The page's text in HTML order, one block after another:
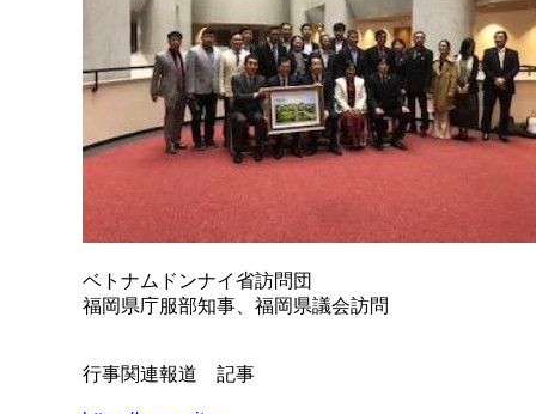
ベトナムドンナイ省訪問団
福岡県庁服部知事、福岡県議会訪問
行事関連報道 記事